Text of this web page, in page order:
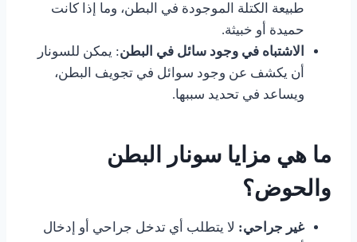
طبيعة الكتلة الموجودة في البطن، وما إذا كانت
حميدة أو خبيثة.
الاشتباه في وجود سائل في البطن: يمكن للسونار
أن يكشف عن وجود سوائل في تجويف البطن،
ويساعد في تحديد سببها.
ما هي مزايا سونار البطن
والحوض؟
غير جراحي: لا يتطلب أي تدخل جراحي أو إدخال